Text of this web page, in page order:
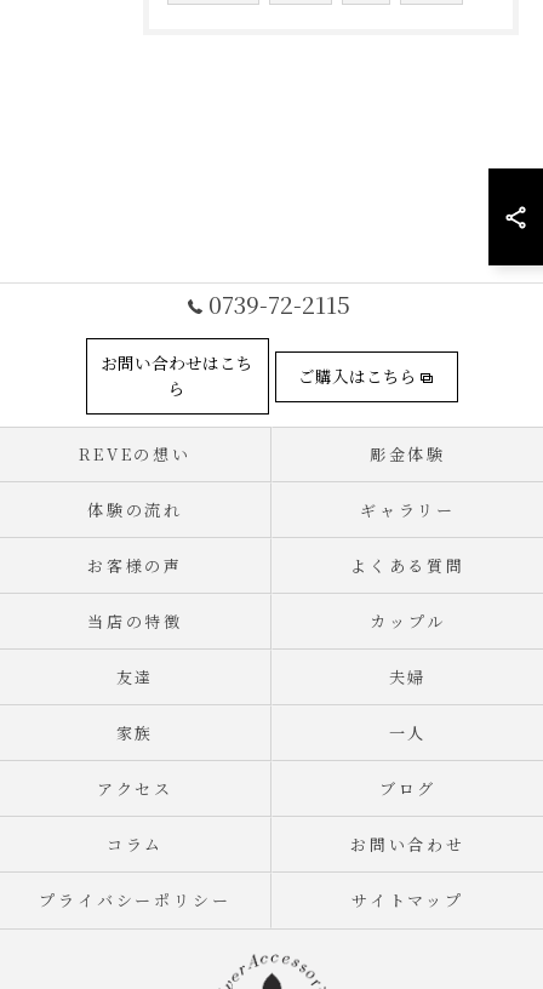
0739-72-2115
お問い合わせはこち
ら
ご購入はこちら
REVEの想い 彫金体験
体験の流れ ギャラリー
お客様の声 よくある質問
当店の特徴 カップル
友達 夫婦
家族 一人
アクセス ブログ
コラム お問い合わせ
プライバシーポリシー サイトマップ